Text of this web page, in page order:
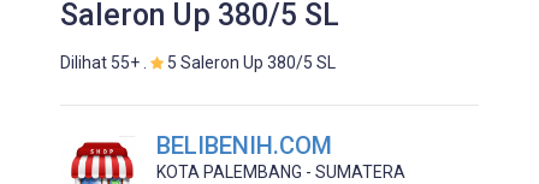
Saleron Up 380/5 SL
Dilihat 55+ . 5 Saleron Up 380/5 SL
BELIBENIH.COM
KOTA PALEMBANG - SUMATERA